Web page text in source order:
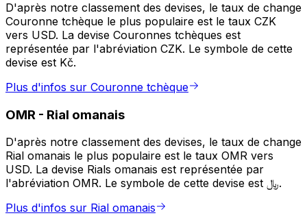
D'après notre classement des devises, le taux de change
Couronne tchèque le plus populaire est le taux CZK
vers USD. La devise Couronnes tchèques est
représentée par l'abréviation CZK. Le symbole de cette
devise est Kč.
Plus d'infos sur Couronne tchèque
OMR - Rial omanais
D'après notre classement des devises, le taux de change
Rial omanais le plus populaire est le taux OMR vers
USD. La devise Rials omanais est représentée par
l'abréviation OMR. Le symbole de cette devise est ﷼.
Plus d'infos sur Rial omanais